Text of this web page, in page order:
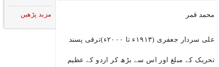
محمد قمر
علی سردار جعفری (۱۹۱۳ء تا ۲۰۰۰ء)ترقی پسند
تحریک کے مبلغ اور اس سے بڑھ کر اردو کے عظیم
مزید پڑھیں